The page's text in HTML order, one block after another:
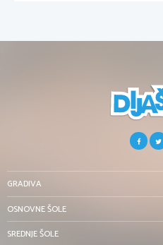
GRADIVA
OSNOVNE ŠOLE
SREDNJE ŠOLE